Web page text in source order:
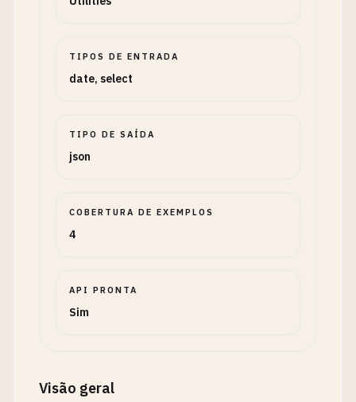
TIPOS DE ENTRADA
date, select
TIPO DE SAÍDA
json
COBERTURA DE EXEMPLOS
4
API PRONTA
Sim
Visão geral